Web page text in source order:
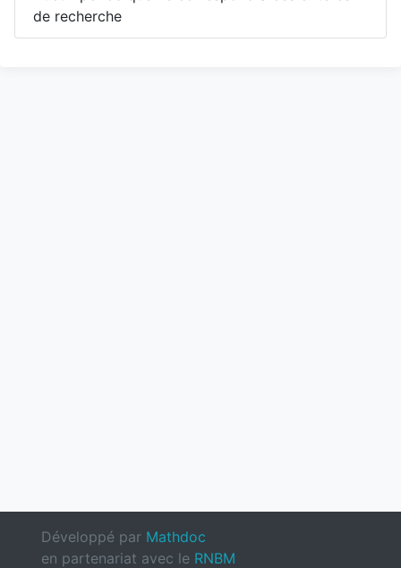
de recherche
Développé par Mathdoc
en partenariat avec le RNBM